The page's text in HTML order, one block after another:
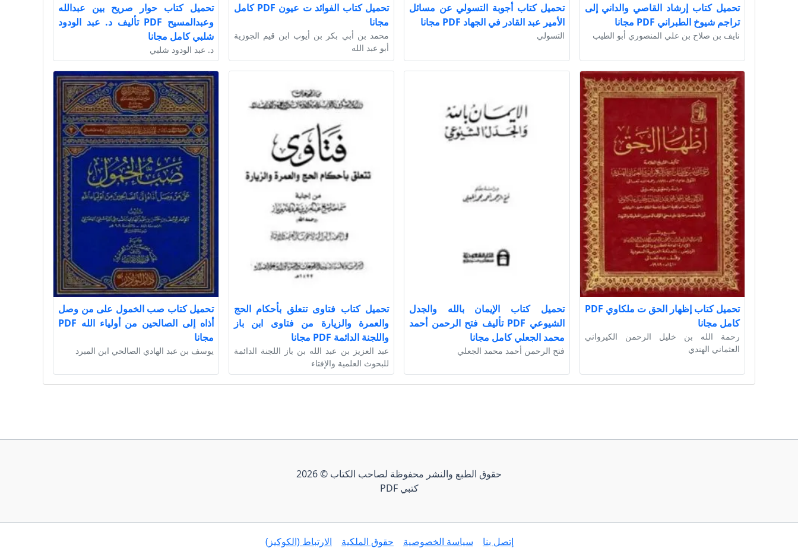
تحميل كتاب إرشاد القاصي والداني إلى
تراجم شيوخ الطبراني PDF مجانا
نايف بن صلاح بن علي المنصوري أبو الطيب
تحميل كتاب أجوبة التسولي عن مسائل
الأمير عبد القادر في الجهاد PDF مجانا
التسولي
تحميل كتاب الفوائد ت عيون PDF كامل
مجانا
محمد بن أبي بكر بن أيوب ابن قيم الجوزية
أبو عبد الله
تحميل كتاب حوار صريح بين عبدالله
وعبدالمسيح PDF تأليف د. عبد الودود
شلبي كامل مجانا
د. عبد الودود شلبي
تحميل كتاب إظهار الحق ت ملكاوي PDF
كامل مجانا
رحمة الله بن خليل الرحمن الكيرواني
العثماني الهندي
تحميل كتاب الإيمان بالله والجدل
الشيوعي PDF تأليف فتح الرحمن أحمد
محمد الجعلي كامل مجانا
فتح الرحمن أحمد محمد الجعلي
تحميل كتاب فتاوى تتعلق بأحكام الحج
والعمرة والزيارة من فتاوى ابن باز
واللجنة الدائمة PDF مجانا
عبد العزيز بن عبد الله بن باز اللجنة الدائمة
للبحوث العلمية والإفتاء
تحميل كتاب صب الخمول على من وصل
أذاه إلى الصالحين من أولياء الله PDF
مجانا
يوسف بن عبد الهادي الصالحي ابن المبرد
حقوق الطبع والنشر محفوظة لصاحب الكتاب © 2026
كتبي PDF
إتصل بنا سياسة الخصوصية حقوق الملكية الارتباط (الكوكيز)